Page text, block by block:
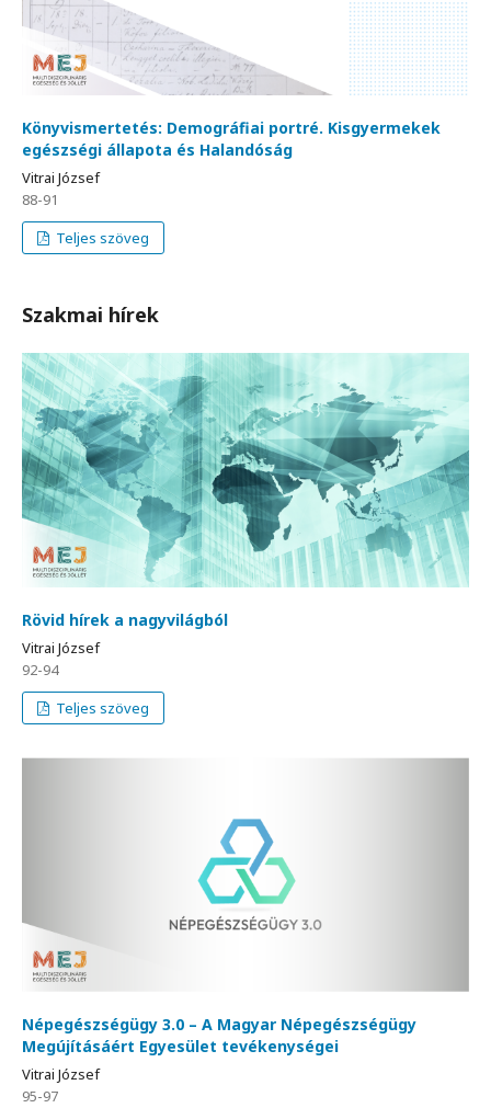
Könyvismertetés: Demográfiai portré. Kisgyermekek
egészségi állapota és Halandóság
Vitrai József
88-91
Teljes szöveg
Szakmai hírek
Rövid hírek a nagyvilágból
Vitrai József
92-94
Teljes szöveg
Népegészségügy 3.0 – A Magyar Népegészségügy
Megújításáért Egyesület tevékenységei
Vitrai József
95-97